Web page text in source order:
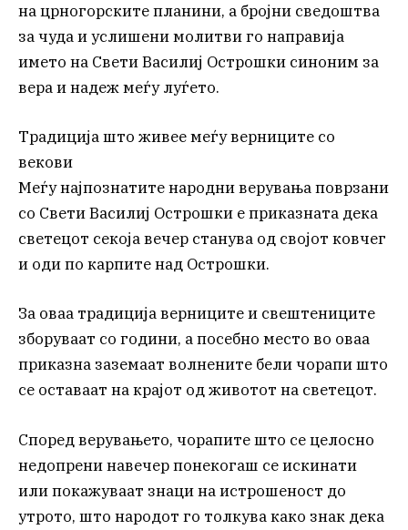
на црногорските планини, а бројни сведоштва
за чуда и услишени молитви го направија
името на Свети Василиј Острошки синоним за
вера и надеж меѓу луѓето.
Традиција што живее меѓу верниците со
векови
Меѓу најпознатите народни верувања поврзани
со Свети Василиј Острошки е приказната дека
светецот секоја вечер станува од својот ковчег
и оди по карпите над Острошки.
За оваа традиција верниците и свештениците
зборуваат со години, а посебно место во оваа
приказна заземаат волнените бели чорапи што
се оставаат на крајот од животот на светецот.
Според верувањето, чорапите што се целосно
недопрени навечер понекогаш се искинати
или покажуваат знаци на истрошеност до
утрото, што народот го толкува како знак дека